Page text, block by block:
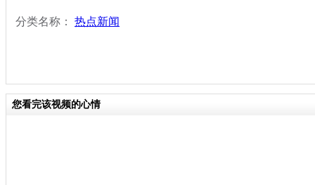
分类名称： 热点新闻
您看完该视频的心情